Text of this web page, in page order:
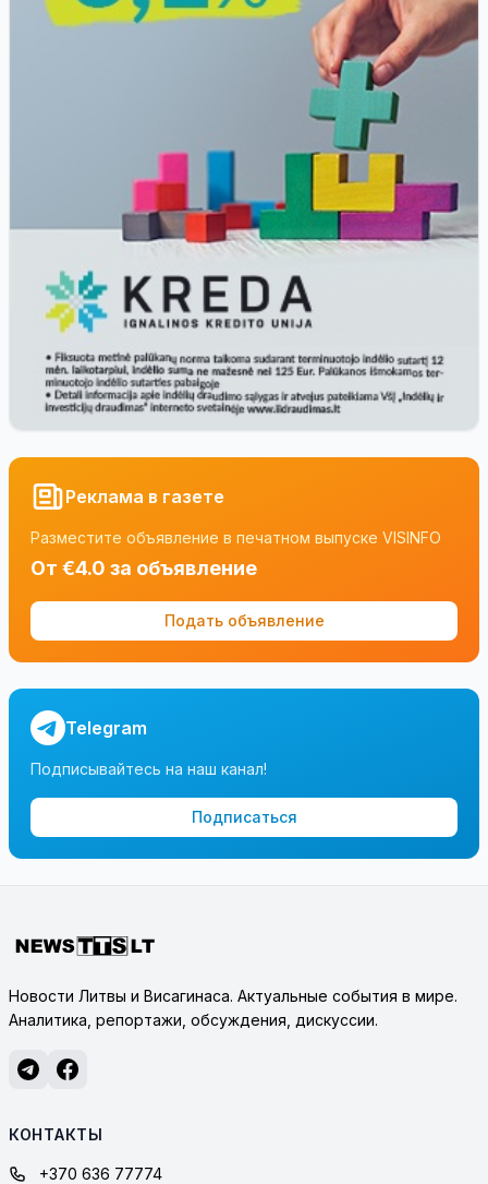
Реклама в газете
Разместите объявление в печатном выпуске VISINFO
От €4.0 за объявление
Подать объявление
Telegram
Подписывайтесь на наш канал!
Подписаться
Новости Литвы и Висагинаса. Актуальные события в мире.
Аналитика, репортажи, обсуждения, дискуссии.
КОНТАКТЫ
+370 636 77774